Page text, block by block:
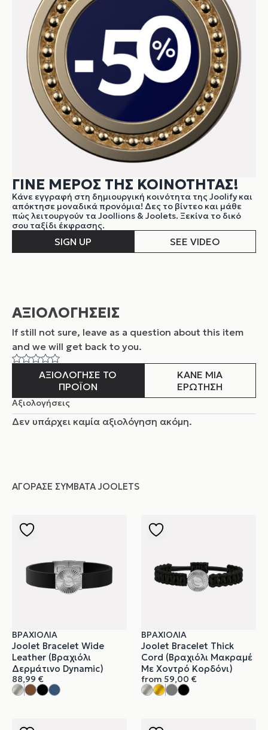
ΓΙΝΕ ΜΕΡΟΣ ΤΗΣ ΚΟΙΝΟΤΗΤΑΣ!
Κάνε εγγραφή στη δημιουργική κοινότητα της Joolify και
απόκτησε μοναδικά προνόμια! Δες το βίντεο και μάθε
πώς λειτουργούν τα Joollions & Joolets. Ξεκίνα το δικό
σου ταξίδι έκφρασης.
SIGN UP SEE VIDEO
ΑΞΙΟΛΟΓΗΣΕΙΣ
If still not sure, leave as a question about this item
and we will get back to you.
ΑΞΙΟΛΟΓΗΣΕ ΤΟ
ΠΡΟΪΟΝ
ΚΑΝΕ ΜΙΑ
ΕΡΩΤΗΣΗ
Αξιολογήσεις
Δεν υπάρχει καμία αξιολόγηση ακόμη.
ΑΓΌΡΑΣΕ ΣΥΜΒΑΤΆ JOOLETS
ΒΡΑΧΙΌΛΙΑ
Joolet Bracelet Wide
Leather (Βραχιόλι
Δερμάτινο Dynamic)
88,99 €
ΒΡΑΧΙΌΛΙΑ
Joolet Bracelet Thick
Cord (Βραχιόλι Μακραμέ
Με Χοντρό Κορδόνι)
from 59,00 €